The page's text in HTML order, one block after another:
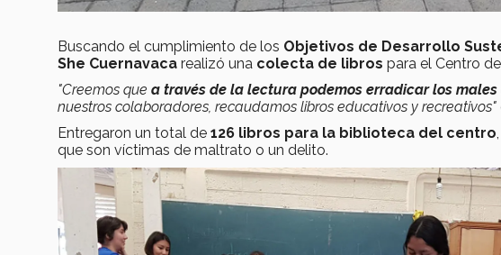
Buscando el cumplimiento de los Objetivos de Desarrollo
She Cuernavaca realizó una colecta de libros para el Centro
"Creemos que a través de la lectura podemos erradicar los
nuestros colaboradores, recaudamos libros educativos y recreativos"
Entregaron un total de 126 libros para la biblioteca del centro
que son víctimas de maltrato o un delito.